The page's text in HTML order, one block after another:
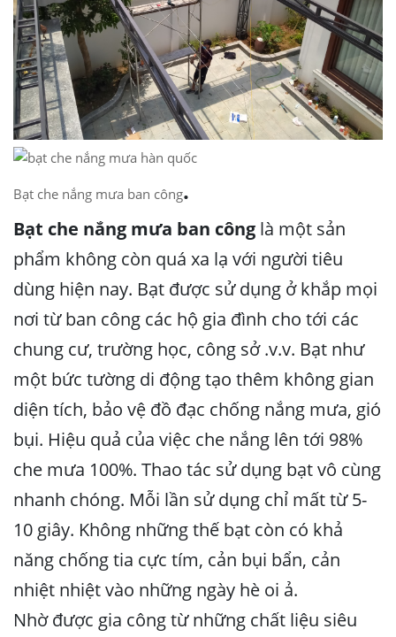
Bạt che nắng mưa ban công.
Bạt che nắng mưa ban công là một sản
phẩm không còn quá xa lạ với người tiêu
dùng hiện nay. Bạt được sử dụng ở khắp mọi
nơi từ ban công các hộ gia đình cho tới các
chung cư, trường học, công sở .v.v. Bạt như
một bức tường di động tạo thêm không gian
diện tích, bảo vệ đồ đạc chống nắng mưa, gió
bụi. Hiệu quả của việc che nắng lên tới 98%
che mưa 100%. Thao tác sử dụng bạt vô cùng
nhanh chóng. Mỗi lần sử dụng chỉ mất từ 5-
10 giây. Không những thế bạt còn có khả
năng chống tia cực tím, cản bụi bẩn, cản
nhiệt nhiệt vào những ngày hè oi ả.
Nhờ được gia công từ những chất liệu siêu